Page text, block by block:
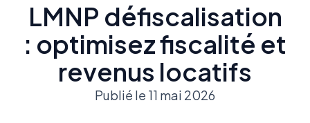
LMNP défiscalisation
: optimisez fiscalité et
revenus locatifs
Publié le 11 mai 2026